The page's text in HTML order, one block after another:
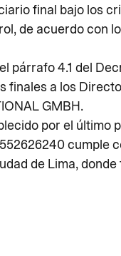
final bajo los
de acuerdo con
párrafo 4.1 del
a los
GMBH.
por el
de Lima,